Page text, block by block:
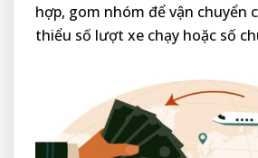
hợp, gom nhóm để vận chuyển
thiểu số lượt xe chạy hoặc số